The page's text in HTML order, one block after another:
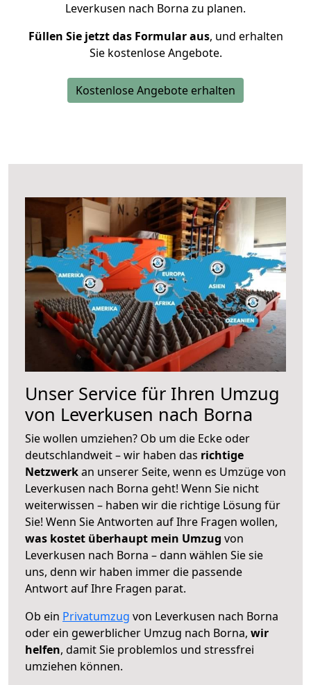
Leverkusen nach Borna zu planen.
Füllen Sie jetzt das Formular aus, und erhalten
Sie kostenlose Angebote.
Kostenlose Angebote erhalten
Unser Service für Ihren Umzug
von Leverkusen nach Borna
Sie wollen umziehen? Ob um die Ecke oder
deutschlandweit – wir haben das richtige
Netzwerkan unserer Seite, wenn es Umzüge von
Leverkusen nach Borna geht! Wenn Sie nicht
weiterwissen – haben wir die richtige Lösung für
Sie! Wenn Sie Antworten auf Ihre Fragen wollen,
was kostet überhaupt mein Umzug von
Leverkusen nach Borna – dann wählen Sie sie
uns, denn wir haben immer die passende
Antwort auf Ihre Fragen parat.
Ob ein Privatumzug von Leverkusen nach Borna
oder ein gewerblicher Umzug nach Borna, wir
helfen, damit Sie problemlos und stressfrei
umziehen können.